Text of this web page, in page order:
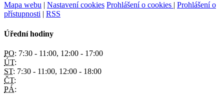
Mapa webu | Nastavení cookies Prohlášení o cookies | Prohlášení o
přístupnosti | RSS
Úřední hodiny
PO: 7:30 - 11:00, 12:00 - 17:00
ÚT:
ST: 7:30 - 11:00, 12:00 - 18:00
ČT:
PÁ: